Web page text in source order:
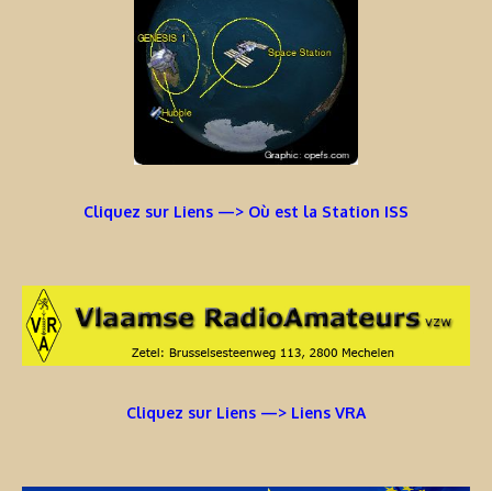
Cliquez sur Liens —> Où est la Station ISS
Cliquez sur Liens —> Liens VRA